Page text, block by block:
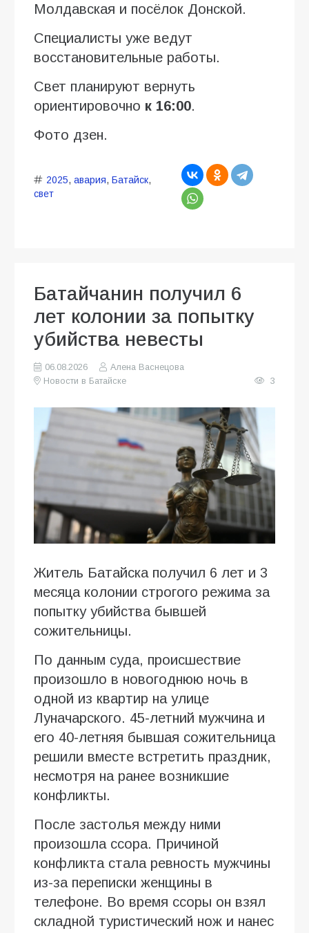
Молдавская и посёлок Донской.
Специалисты уже ведут
восстановительные работы.
Свет планируют вернуть
ориентировочно к 16:00.
Фото дзен.
2025, авария, Батайск,
свет
Батайчанин получил 6
лет колонии за попытку
убийства невесты
06.08.2026
Алена Васнецова
Новости в Батайске
3
Житель Батайска получил 6 лет и 3
месяца колонии строгого режима за
попытку убийства бывшей
сожительницы.
По данным суда, происшествие
произошло в новогоднюю ночь в
одной из квартир на улице
Луначарского. 45-летний мужчина и
его 40-летняя бывшая сожительница
решили вместе встретить праздник,
несмотря на ранее возникшие
конфликты.
После застолья между ними
произошла ссора. Причиной
конфликта стала ревность мужчины
из-за переписки женщины в
телефоне. Во время ссоры он взял
складной туристический нож и нанес